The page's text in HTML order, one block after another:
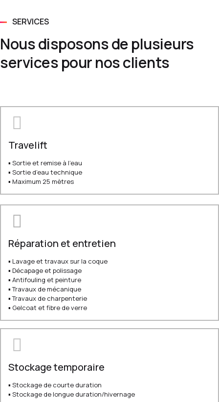
SERVICES
Nous disposons de plusieurs
services pour nos clients
Travelift
▪ Sortie et remise à l’eau
▪ Sortie d’eau technique
▪ Maximum 25 mètres
Réparation et entretien
▪ Lavage et travaux sur la coque
▪ Décapage et polissage
▪ Antifouling et peinture
▪ Travaux de mécanique
▪ Travaux de charpenterie
▪ Gelcoat et fibre de verre
Stockage temporaire
▪ Stockage de courte duration
▪ Stockage de longue duration/hivernage